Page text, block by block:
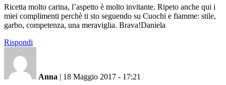
Ricetta molto carina, l’aspetto è molto invitante. Ripeto anche qui i
miei complimenti perchè ti sto seguendo su Cuochi e fiamme: stile,
garbo, competenza, una meraviglia. Brava!Daniela
Rispondi
Anna | 18 Maggio 2017 - 17:21